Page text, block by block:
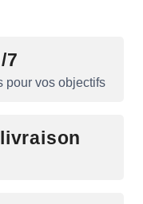
7
pour vos objectifs